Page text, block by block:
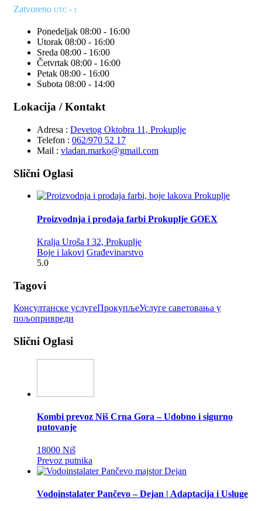
Zatvoreno UTC + 1
Ponedeljak 08:00 - 16:00
Utorak 08:00 - 16:00
Sreda 08:00 - 16:00
Četvrtak 08:00 - 16:00
Petak 08:00 - 16:00
Subota 08:00 - 14:00
Lokacija / Kontakt
Adresa : Devetog Oktobra 11, Prokuplje
Telefon : 062/970 52 17
Mail : vladan.marko@gmail.com
Slični Oglasi
Proizvodnja i prodaja farbi Prokuplje GOEX
Kralja Uroša I 32, Prokuplje
Boje i lakovi Građevinarstvo
5.0
Tagovi
Консултанске услугеПрокупљеУслуге саветовања у
пољопривреди
Slični Oglasi
Kombi prevoz Niš Crna Gora – Udobno i sigurno
putovanje
18000 Niš
Prevoz putnika
Vodoinstalater Pančevo – Dejan | Adaptacija i Usluge